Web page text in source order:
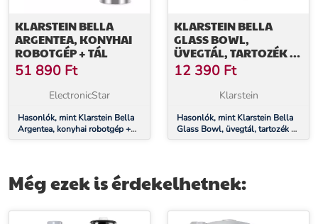
KLARSTEIN BELLA
ARGENTEA, KONYHAI
ROBOTGÉP + TÁL
51 890 Ft
ElectronicStar
Hasonlók, mint Klarstein Bella
Argentea, konyhai robotgép +
tál
KLARSTEIN BELLA
GLASS BOWL,
ÜVEGTÁL, TARTOZÉK A
BELLA 2G KONYHAI
ROBOTGÉPHEZ
12 390 Ft
Klarstein
Hasonlók, mint Klarstein Bella
Glass Bowl, üvegtál, tartozék a
Bella 2G konyhai robotgéphez
Még ezek is érdekelhetnek: